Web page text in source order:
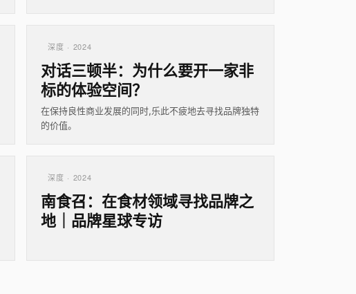
深度 · 2024
对话三顿半：为什么要开一家非
标的体验空间？
在保持良性商业发展的同时,乐此不疲地去寻找品牌独特
的价值。
深度 · 2024
南食召：在食材领域寻找品牌之
地｜品牌星球专访